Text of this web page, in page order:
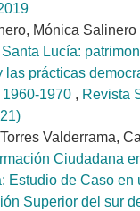
Mónica Salinero
Lucía:
las prácticas
1970 , Revista
Valderrama,
Ciudadana
Estudio de Caso en
Superior del sur